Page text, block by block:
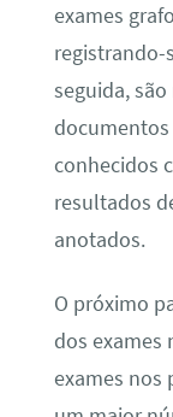
exames
registrando-
seguida,
conhecidos
resultados
anotados.
O próximo
dos exames
exames nos